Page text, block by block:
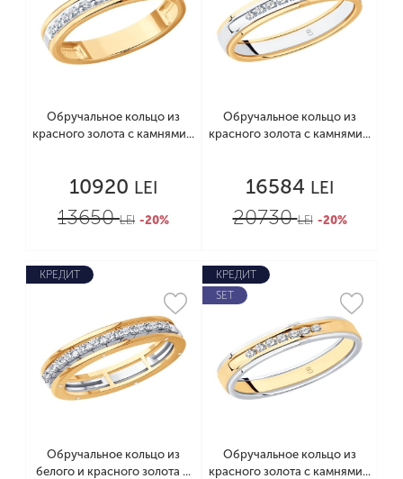
Обручальное кольцо из
красного золота с камнями...
10920 LEI
13650LEI -20%
Обручальное кольцо из
красного золота с камнями...
16584 LEI
20730LEI -20%
КРЕДИТ
Обручальное кольцо из
белого и красного золота ...
КРЕДИТ
SET
Обручальное кольцо из
красного золота с камнями...